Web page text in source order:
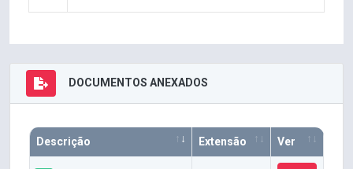
DOCUMENTOS ANEXADOS
Descrição Extensão Ver